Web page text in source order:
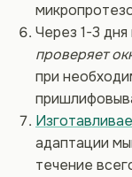
Через 1-3
проверяет
при
адаптации
течение